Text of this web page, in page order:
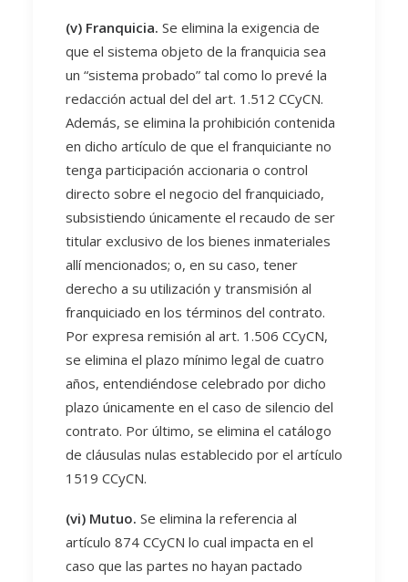
(v) Franquicia. Se elimina la exigencia de
que el sistema objeto de la franquicia sea
un “sistema probado” tal como lo prevé la
redacción actual del del art. 1.512 CCyCN.
Además, se elimina la prohibición contenida
en dicho artículo de que el franquiciante no
tenga participación accionaria o control
directo sobre el negocio del franquiciado,
subsistiendo únicamente el recaudo de ser
titular exclusivo de los bienes inmateriales
allí mencionados; o, en su caso, tener
derecho a su utilización y transmisión al
franquiciado en los términos del contrato.
Por expresa remisión al art. 1.506 CCyCN,
se elimina el plazo mínimo legal de cuatro
años, entendiéndose celebrado por dicho
plazo únicamente en el caso de silencio del
contrato. Por último, se elimina el catálogo
de cláusulas nulas establecido por el artículo
1519 CCyCN.
(vi) Mutuo. Se elimina la referencia al
artículo 874 CCyCN lo cual impacta en el
caso que las partes no hayan pactado